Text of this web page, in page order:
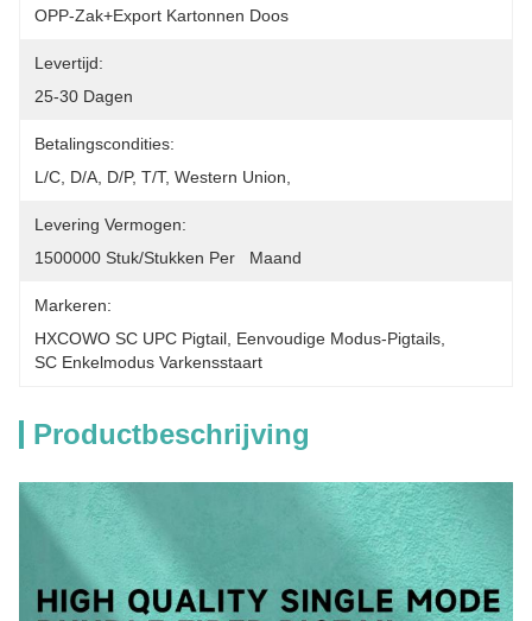
OPP-Zak+Export Kartonnen Doos
Levertijd:
25-30 Dagen
Betalingscondities:
L/C, D/A, D/P, T/T, Western Union,
Levering Vermogen:
1500000 Stuk/Stukken Per   Maand
Markeren:
HXCOWO SC UPC Pigtail Eenvoudige Modus-Pigtails
SC Enkelmodus Varkensstaart
Productbeschrijving